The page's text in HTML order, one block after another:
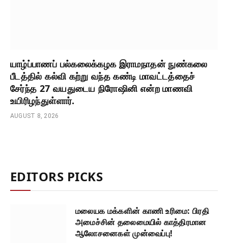
யாழ்ப்பாணப் பல்கலைக்கழக இராமநாதன் நுண்கலை
பீடத்தில் கல்வி கற்று வந்த கண்டி மாவட்டத்தைச்
சேர்ந்த 27 வயதுடைய நிரோஷினி என்ற மாணவி
உயிரிழந்துள்ளார்.
AUGUST 8, 2026
EDITORS PICKS
மலையக மக்களின் காணி உரிமை: பிரதி
அமைச்சின் தலைமையில் காத்திரமான
ஆலோசனைகள் முன்வைப்பு!